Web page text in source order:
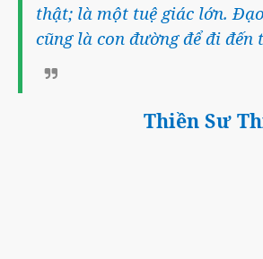
thật; là một tuệ giác lớn.
cũng là con đường để đi đến
Thiền Sư